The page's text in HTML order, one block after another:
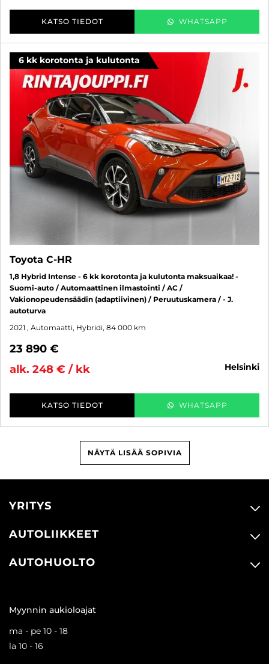
KATSO TIEDOT WHATSAPP
6 kk korotonta ja kulutonta
Toyota C-HR
1,8 Hybrid Intense - 6 kk korotonta ja kulutonta maksuaikaa! -
Suomi-auto / Automaattinen ilmastointi / AC /
Vakionopeudensäädin (adaptiivinen) / Peruutuskamera / - J.
autoturva
2021 , Automaatti, Hybridi, 84 000 km
23 890 €
alk. 248 € / kk
helsinki
KATSO TIEDOT WHATSAPP
NÄYTÄ LISÄÄ SOPIVIA
YRITYS
AUTOLIIKKEET
AUTOHUOLTO
Myynnin aukioloajat
ma - pe 10 - 18
la 10 - 16